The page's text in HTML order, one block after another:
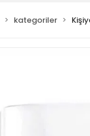
kategoriler